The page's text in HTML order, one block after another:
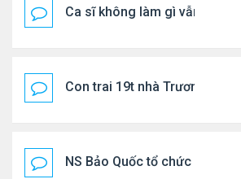
Ca sĩ không làm gì vẫn kiếm
Con trai 19t nhà Trương Bá
NS Bảo Quốc tổ chức sn cho